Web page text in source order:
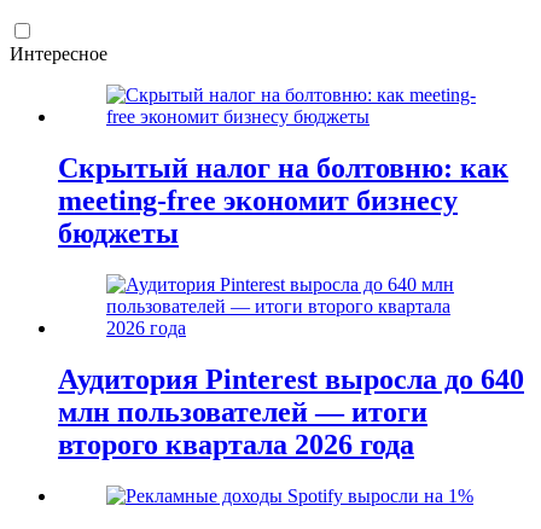
Интересное
Скрытый налог на болтовню: как
meeting-free экономит бизнесу
бюджеты
Аудитория Pinterest выросла до 640
млн пользователей — итоги
второго квартала 2026 года